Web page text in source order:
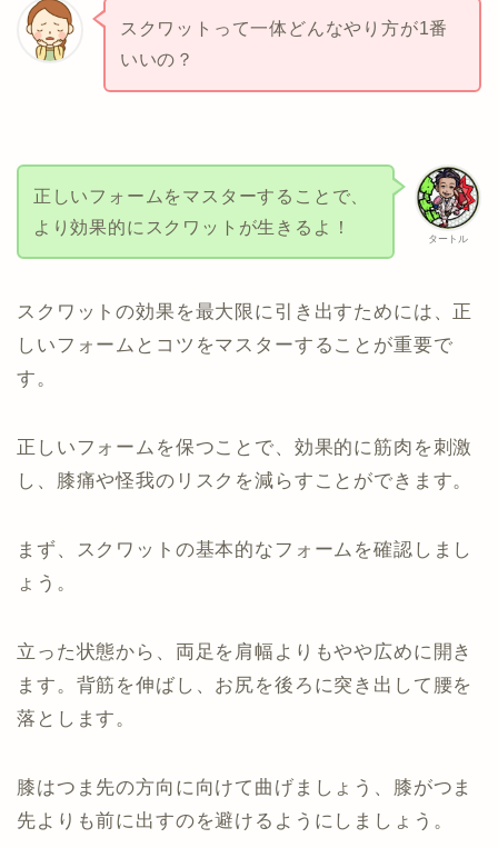
スクワットって一体どんなやり方が1番
いいの？
タートル
正しいフォームをマスターすることで、
より効果的にスクワットが生きるよ！
スクワットの効果を最大限に引き出すためには、正
しいフォームとコツをマスターすることが重要で
す。
正しいフォームを保つことで、効果的に筋肉を刺激
し、膝痛や怪我のリスクを減らすことができます。
まず、スクワットの基本的なフォームを確認しまし
ょう。
立った状態から、両足を肩幅よりもやや広めに開き
ます。背筋を伸ばし、お尻を後ろに突き出して腰を
落とします。
膝はつま先の方向に向けて曲げましょう、膝がつま
先よりも前に出すのを避けるようにしましょう。